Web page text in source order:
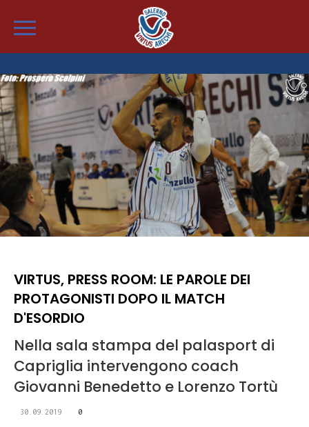
VIRTUS, PRESS ROOM: LE PAROLE DEI
PROTAGONISTI DOPO IL MATCH
D'ESORDIO
Nella sala stampa del palasport di
Capriglia intervengono coach
Giovanni Benedetto e Lorenzo Tortù
30.09.2019 0